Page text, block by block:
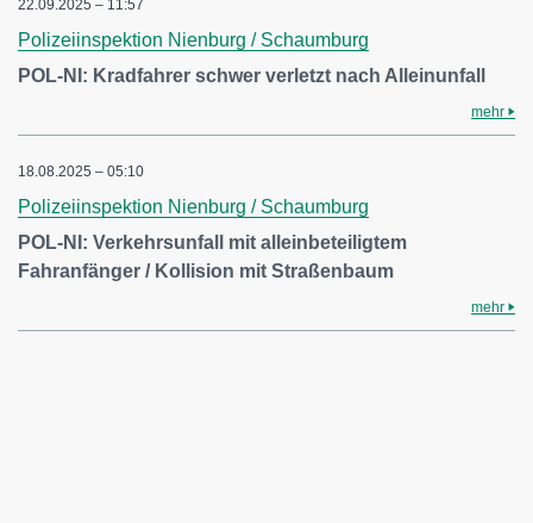
22.09.2025 – 11:57
Polizeiinspektion Nienburg / Schaumburg
POL-NI: Kradfahrer schwer verletzt nach Alleinunfall
mehr
18.08.2025 – 05:10
Polizeiinspektion Nienburg / Schaumburg
POL-NI: Verkehrsunfall mit alleinbeteiligtem
Fahranfänger / Kollision mit Straßenbaum
mehr